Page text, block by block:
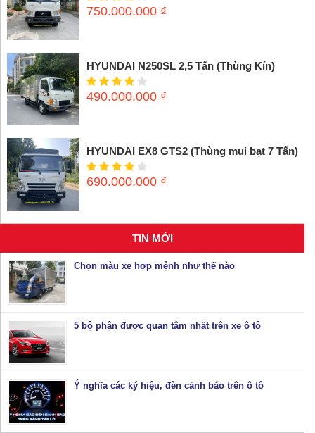
750.000.000 ₫
HYUNDAI N250SL 2,5 Tấn (Thùng Kín)
490.000.000 ₫
HYUNDAI EX8 GTS2 (Thùng mui bạt 7 Tấn)
690.000.000 ₫
TIN MỚI
Chọn màu xe hợp mệnh như thế nào
5 bộ phận được quan tâm nhất trên xe ô tô
Ý nghĩa các ký hiệu, đèn cảnh báo trên ô tô